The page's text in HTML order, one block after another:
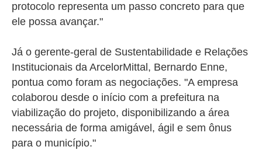
protocolo representa um passo concreto para que
ele possa avançar."
Já o gerente-geral de Sustentabilidade e Relações
Institucionais da ArcelorMittal, Bernardo Enne,
pontua como foram as negociações. "A empresa
colaborou desde o início com a prefeitura na
viabilização do projeto, disponibilizando a área
necessária de forma amigável, ágil e sem ônus
para o município."